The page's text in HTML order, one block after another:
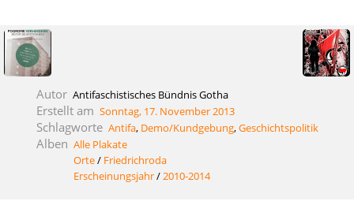
Autor Antifaschistisches Bündnis Gotha
Erstellt am Sonntag, 17. November 2013
Schlagworte Antifa, Demo/Kundgebung,Geschichtspolitik
Alben Alle Plakate
Orte/ Friedrichroda
Erscheinungsjahr/2010-2014